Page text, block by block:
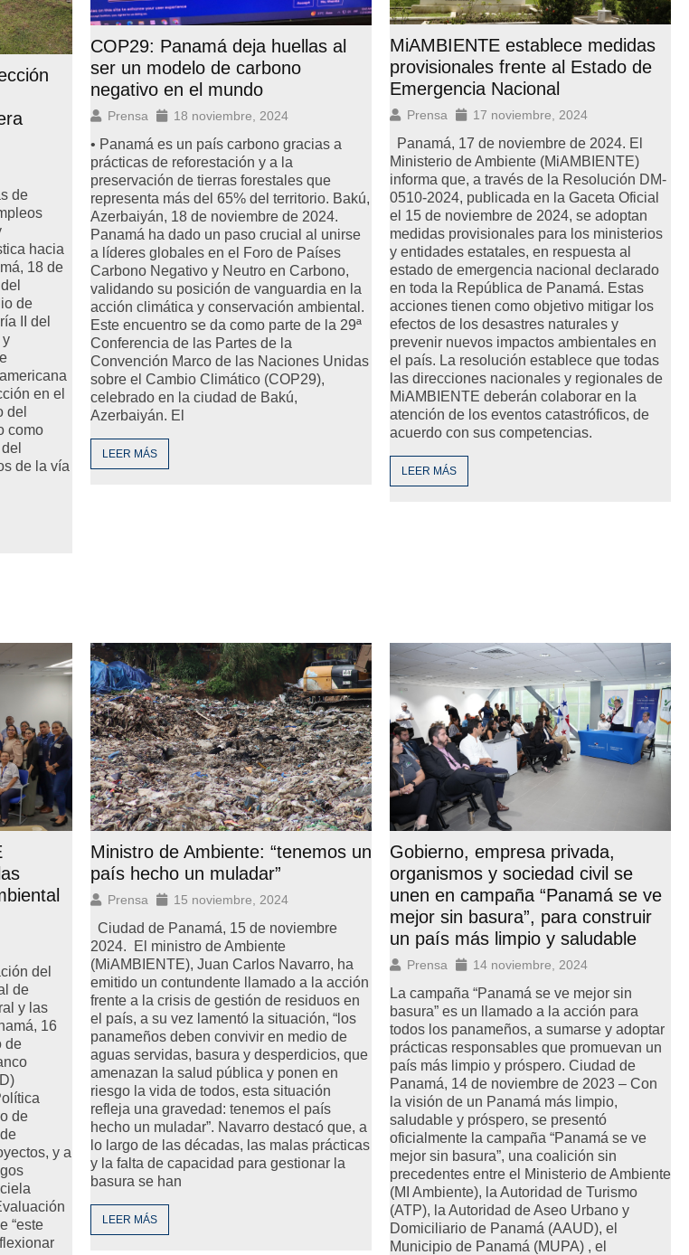
de
hacia
18 de
de
II del
y
en el
del
como
de la vía
COP29: Panamá deja huellas al
ser un modelo de carbono
negativo en el mundo
Prensa 18 noviembre, 2024
• Panamá es un país carbono gracias a
prácticas de reforestación y a la
preservación de tierras forestales que
representa más del 65% del territorio. Bakú,
Azerbaiyán, 18 de noviembre de 2024.
Panamá ha dado un paso crucial al unirse
a líderes globales en el Foro de Países
Carbono Negativo y Neutro en Carbono,
validando su posición de vanguardia en la
acción climática y conservación ambiental.
Este encuentro se da como parte de la 29ª
Conferencia de las Partes de la
Convención Marco de las Naciones Unidas
sobre el Cambio Climático (COP29),
celebrado en la ciudad de Bakú,
Azerbaiyán. El
LEER MÁS
MiAMBIENTE establece medidas
provisionales frente al Estado de
Emergencia Nacional
Prensa 17 noviembre, 2024
Panamá, 17 de noviembre de 2024. El
Ministerio de Ambiente (MiAMBIENTE)
informa que, a través de la Resolución DM-
0510-2024, publicada en la Gaceta Oficial
el 15 de noviembre de 2024, se adoptan
medidas provisionales para los ministerios
y entidades estatales, en respuesta al
estado de emergencia nacional declarado
en toda la República de Panamá. Estas
acciones tienen como objetivo mitigar los
efectos de los desastres naturales y
prevenir nuevos impactos ambientales en
el país. La resolución establece que todas
las direcciones nacionales y regionales de
MiAMBIENTE deberán colaborar en la
atención de los eventos catastróficos, de
acuerdo con sus competencias.
LEER MÁS
del
de
y las
16
de
de
y a
“este
Ministro de Ambiente: “tenemos un
país hecho un muladar”
Prensa 15 noviembre, 2024
Ciudad de Panamá, 15 de noviembre
2024. El ministro de Ambiente
(MiAMBIENTE), Juan Carlos Navarro, ha
emitido un contundente llamado a la acción
frente a la crisis de gestión de residuos en
el país, a su vez lamentó la situación, “los
panameños deben convivir en medio de
aguas servidas, basura y desperdicios, que
amenazan la salud pública y ponen en
riesgo la vida de todos, esta situación
refleja una gravedad: tenemos el país
hecho un muladar”. Navarro destacó que, a
lo largo de las décadas, las malas prácticas
y la falta de capacidad para gestionar la
basura se han
LEER MÁS
Gobierno, empresa privada,
organismos y sociedad civil se
unen en campaña “Panamá se ve
mejor sin basura”, para construir
un país más limpio y saludable
Prensa 14 noviembre, 2024
La campaña “Panamá se ve mejor sin
basura” es un llamado a la acción para
todos los panameños, a sumarse y adoptar
prácticas responsables que promuevan un
país más limpio y próspero. Ciudad de
Panamá, 14 de noviembre de 2023 – Con
la visión de un Panamá más limpio,
saludable y próspero, se presentó
oficialmente la campaña “Panamá se ve
mejor sin basura”, una coalición sin
precedentes entre el Ministerio de Ambiente
(MI Ambiente), la Autoridad de Turismo
(ATP), la Autoridad de Aseo Urbano y
Domiciliario de Panamá (AAUD), el
Municipio de Panamá (MUPA) , el